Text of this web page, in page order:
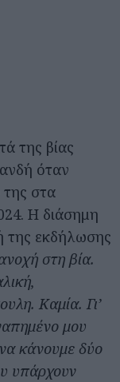
της βίας
όταν
στα
Η διάσημη
της εκδήλωσης
στη βία.
Καμία. Γι’
μου
κάνουμε δύο
υπάρχουν